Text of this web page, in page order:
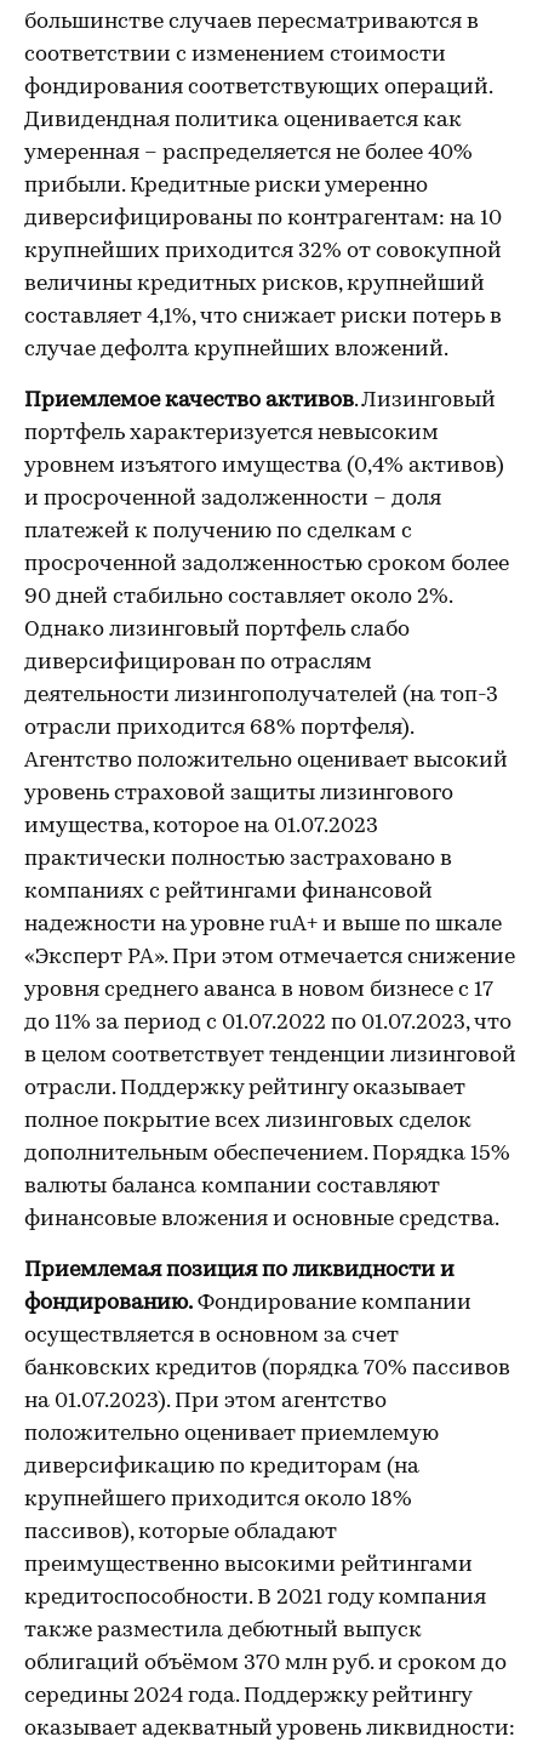
большинстве случаев пересматриваются в
соответствии с изменением стоимости
фондирования соответствующих операций.
Дивидендная политика оценивается как
умеренная – распределяется не более 40%
прибыли. Кредитные риски умеренно
диверсифицированы по контрагентам: на 10
крупнейших приходится 32% от совокупной
величины кредитных рисков, крупнейший
составляет 4,1%, что снижает риски потерь в
случае дефолта крупнейших вложений.
Приемлемое качество активов. Лизинговый
портфель характеризуется невысоким
уровнем изъятого имущества (0,4% активов)
и просроченной задолженности – доля
платежей к получению по сделкам с
просроченной задолженностью сроком более
90 дней стабильно составляет около 2%.
Однако лизинговый портфель слабо
диверсифицирован по отраслям
деятельности лизингополучателей (на топ-3
отрасли приходится 68% портфеля).
Агентство положительно оценивает высокий
уровень страховой защиты лизингового
имущества, которое на 01.07.2023
практически полностью застраховано в
компаниях с рейтингами финансовой
надежности на уровне ruА+ и выше по шкале
«Эксперт РА». При этом отмечается снижение
уровня среднего аванса в новом бизнесе с 17
до 11% за период с 01.07.2022 по 01.07.2023, что
в целом соответствует тенденции лизинговой
отрасли. Поддержку рейтингу оказывает
полное покрытие всех лизинговых сделок
дополнительным обеспечением. Порядка 15%
валюты баланса компании составляют
финансовые вложения и основные средства.
Приемлемая позиция по ликвидности и
фондированию. Фондирование компании
осуществляется в основном за счет
банковских кредитов (порядка 70% пассивов
на 01.07.2023). При этом агентство
положительно оценивает приемлемую
диверсификацию по кредиторам (на
крупнейшего приходится около 18%
пассивов), которые обладают
преимущественно высокими рейтингами
кредитоспособности. В 2021 году компания
также разместила дебютный выпуск
облигаций объёмом 370 млн руб. и сроком до
середины 2024 года. Поддержку рейтингу
оказывает адекватный уровень ликвидности: